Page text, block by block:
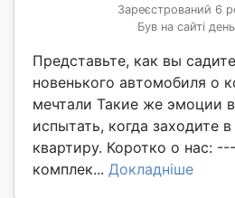
Зареєстрований 6
Був на сайті
Представьте, как вы
новенького автомобиля о
мечтали Такие же эмоции
испытать, когда заходите
квартиру. Коротко о нас:
комплек... Докладніше